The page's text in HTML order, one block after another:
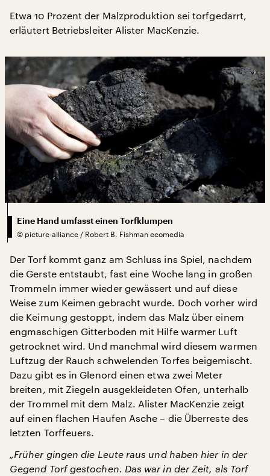
Etwa 10 Prozent der Malzproduktion sei torfgedarrt,
erläutert Betriebsleiter Alister MacKenzie.
Eine Hand umfasst einen Torfklumpen
© picture-alliance / Robert B. Fishman ecomedia
Der Torf kommt ganz am Schluss ins Spiel, nachdem
die Gerste entstaubt, fast eine Woche lang in großen
Trommeln immer wieder gewässert und auf diese
Weise zum Keimen gebracht wurde. Doch vorher wird
die Keimung gestoppt, indem das Malz über einem
engmaschigen Gitterboden mit Hilfe warmer Luft
getrocknet wird. Und manchmal wird diesem warmen
Luftzug der Rauch schwelenden Torfes beigemischt.
Dazu gibt es in Glenord einen etwa zwei Meter
breiten, mit Ziegeln ausgekleideten Ofen, unterhalb
der Trommel mit dem Malz. Alister MacKenzie zeigt
auf einen flachen Haufen Asche – die Überreste des
letzten Torffeuers.
„Früher gingen die Leute raus und haben hier in der
Gegend Torf gestochen. Das war in der Zeit, als Torf